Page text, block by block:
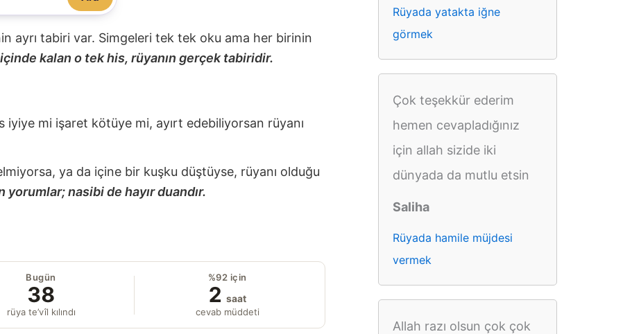
ayrı tabiri var. Simgeleri tek tek oku ama her birinin
kalan o tek his, rüyanın gerçek tabiridir.
iyiye mi işaret kötüye mi, ayırt edebiliyorsan rüyanı
ya da içine bir kuşku düştüyse, rüyanı olduğu
nasibi de hayır duandır.
Bugün
38
rüya te’vîl kılındı
%92 için
2 saat
cevab müddeti
Rüyada yatakta iğne
görmek
Çok teşekkür ederim
hemen cevapladığınız
için allah sizide iki
dünyada da mutlu etsin
Saliha
Rüyada hamile müjdesi
vermek
Allah razı olsun çok çok